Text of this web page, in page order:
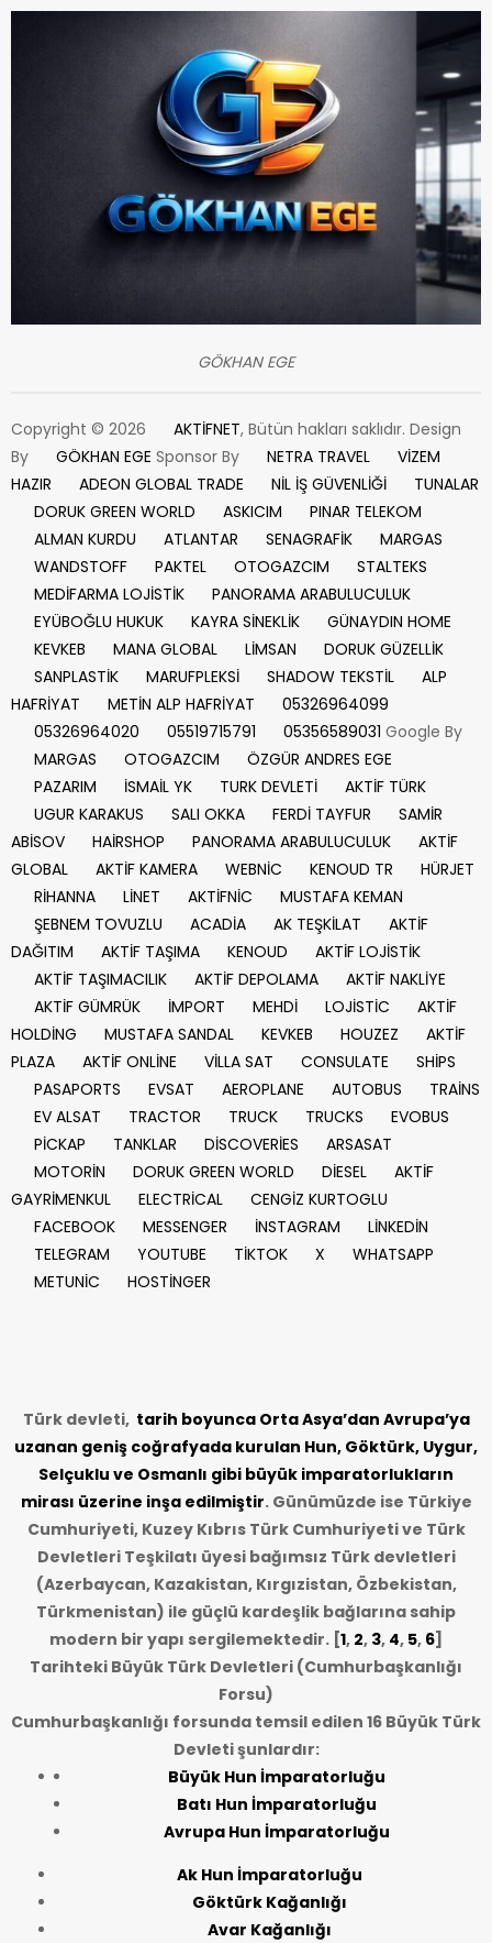
GÖKHAN EGE
Copyright © 2026 AKTİFNET, Bütün hakları saklıdır. Design
By
GÖKHAN EGE Sponsor By NETRA TRAVEL
VİZEM
HAZIR
ADEON GLOBAL TRADE NİL İŞ GÜVENLİĞİ
TUNALAR
DORUK GREEN WORLD
ASKICIM
PINAR TELEKOM
ALMAN KURDU
ATLANTAR SENAGRAFİK
MARGAS
WANDSTOFF
PAKTEL OTOGAZCIM
STALTEKS
MEDİFARMA LOJİSTİK
PANORAMA ARABULUCULUK
EYÜBOĞLU HUKUK
KAYRA SİNEKLİK
GÜNAYDIN HOME
KEVKEB
MANA GLOBAL LİMSAN
DORUK GÜZELLİK
SANPLASTİK
MARUFPLEKSİ SHADOW TEKSTİL
ALP
HAFRİYAT
METİN ALP HAFRİYAT
05326964099
05326964020
05519715791 05356589031 Google By
MARGAS
OTOGAZCIM
ÖZGÜR ANDRES EGE
PAZARIM
İSMAİL YK TURK DEVLETİ
AKTİF TÜRK
UGUR KARAKUS
SALI OKKA FERDİ TAYFUR
SAMİR
ABİSOV
HAİRSHOP PANORAMA ARABULUCULUK
AKTİF
GLOBAL
AKTİF KAMERA WEBNİC KENOUD TR
HÜRJET
RİHANNA
LİNET AKTİFNİC
MUSTAFA KEMAN
ŞEBNEM TOVUZLU
ACADİA AK TEŞKİLAT
AKTİF
DAĞITIM
AKTİF TAŞIMA KENOUD
AKTİF LOJİSTİK
AKTİF TAŞIMACILIK
AKTİF DEPOLAMA
AKTİF NAKLİYE
AKTİF GÜMRÜK
İMPORT MEHDİ LOJİSTİC
AKTİF
HOLDİNG
MUSTAFA SANDAL KEVKEB HOUZEZ
AKTİF
PLAZA
AKTİF ONLİNE VİLLA SAT CONSULATE
SHİPS
PASAPORTS
EVSAT AEROPLANE AUTOBUS
TRAİNS
EV ALSAT
TRACTOR TRUCK TRUCKS
EVOBUS
PİCKAP
TANKLAR DİSCOVERİES
ARSASAT
MOTORİN
DORUK GREEN WORLD DİESEL
AKTİF
GAYRİMENKUL
ELECTRİCAL
CENGİZ KURTOGLU
FACEBOOK
MESSENGER İNSTAGRAM
LİNKEDİN
TELEGRAM
YOUTUBE TİKTOK X
WHATSAPP
METUNİC
HOSTİNGER
Türk devleti, tarih boyunca Orta Asya’dan Avrupa’ya
uzanan geniş coğrafyada kurulan Hun, Göktürk, Uygur,
Selçuklu ve Osmanlı gibi büyük imparatorlukların
mirası üzerine inşa edilmiştir. Günümüzde ise Türkiye
Cumhuriyeti, Kuzey Kıbrıs Türk Cumhuriyeti ve Türk
Devletleri Teşkilatı üyesi bağımsız Türk devletleri
(Azerbaycan, Kazakistan, Kırgızistan, Özbekistan,
Türkmenistan) ile güçlü kardeşlik bağlarına sahip
modern bir yapı sergilemektedir. [1, 2, 3, 4, 5, 6]
Tarihteki Büyük Türk Devletleri (Cumhurbaşkanlığı
Forsu)
Cumhurbaşkanlığı forsunda temsil edilen 16 Büyük Türk
Devleti şunlardır:
Büyük Hun İmparatorluğu
Batı Hun İmparatorluğu
Avrupa Hun İmparatorluğu
Ak Hun İmparatorluğu
Göktürk Kağanlığı
Avar Kağanlığı